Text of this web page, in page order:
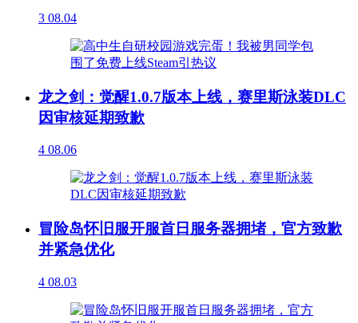
3 08.04
龙之剑：觉醒1.0.7版本上线，赛里斯泳装DLC
因审核延期致歉
4 08.06
冒险岛怀旧服开服首日服务器拥堵，官方致歉
并紧急优化
4 08.03